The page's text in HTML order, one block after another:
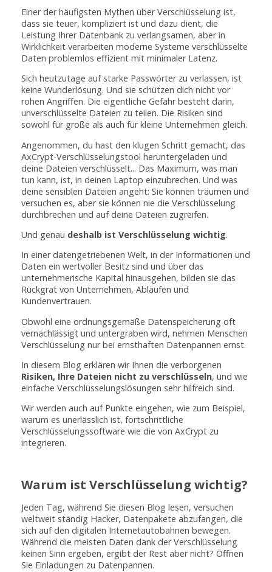
Einer der häufigsten Mythen über Verschlüsselung ist,
dass sie teuer, kompliziert ist und dazu dient, die
Leistung Ihrer Datenbank zu verlangsamen, aber in
Wirklichkeit verarbeiten moderne Systeme verschlüsselte
Daten problemlos effizient mit minimaler Latenz.
Sich heutzutage auf starke Passwörter zu verlassen, ist
keine Wunderlösung. Und sie schützen dich nicht vor
rohen Angriffen. Die eigentliche Gefahr besteht darin,
unverschlüsselte Dateien zu teilen. Die Risiken sind
sowohl für große als auch für kleine Unternehmen gleich.
Angenommen, du hast den klugen Schritt gemacht, das
AxCrypt-Verschlüsselungstool heruntergeladen und
deine Dateien verschlüsselt... Das Maximum, was man
tun kann, ist, in deinen Laptop einzubrechen. Und was
deine sensiblen Dateien angeht: Sie können träumen und
versuchen es, aber sie können nie die Verschlüsselung
durchbrechen und auf deine Dateien zugreifen.
Und genau deshalb ist Verschlüsselung wichtig.
In einer datengetriebenen Welt, in der Informationen und
Daten ein wertvoller Besitz sind und über das
unternehmerische Kapital hinausgehen, bilden sie das
Rückgrat von Unternehmen, Abläufen und
Kundenvertrauen.
Obwohl eine ordnungsgemäße Datenspeicherung oft
vernachlässigt und untergraben wird, nehmen Menschen
Verschlüsselung nur bei ernsthaften Datenpannen ernst.
In diesem Blog erklären wir Ihnen die verborgenen
Risiken, Ihre Dateien nicht zu verschlüsseln, und wie
einfache Verschlüsselungslösungen sehr hilfreich sind.
Wir werden auch auf Punkte eingehen, wie zum Beispiel,
warum es unerlässlich ist, fortschrittliche
Verschlüsselungssoftware wie die von AxCrypt zu
integrieren.
Warum ist Verschlüsselung wichtig?
Jeden Tag, während Sie diesen Blog lesen, versuchen
weltweit ständig Hacker, Datenpakete abzufangen, die
sich auf den digitalen Internetautobahnen bewegen.
Während die meisten Daten dank der Verschlüsselung
keinen Sinn ergeben, ergibt der Rest aber nicht? Öffnen
Sie Einladungen zu Datenpannen.